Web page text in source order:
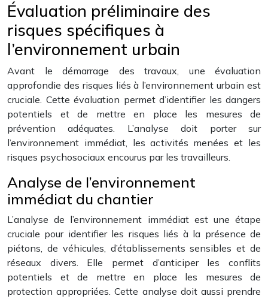
Évaluation préliminaire des
risques spécifiques à
l’environnement urbain
Avant le démarrage des travaux, une évaluation
approfondie des risques liés à l’environnement urbain est
cruciale. Cette évaluation permet d’identifier les dangers
potentiels et de mettre en place les mesures de
prévention adéquates. L’analyse doit porter sur
l’environnement immédiat, les activités menées et les
risques psychosociaux encourus par les travailleurs.
Analyse de l’environnement
immédiat du chantier
L’analyse de l’environnement immédiat est une étape
cruciale pour identifier les risques liés à la présence de
piétons, de véhicules, d’établissements sensibles et de
réseaux divers. Elle permet d’anticiper les conflits
potentiels et de mettre en place les mesures de
protection appropriées. Cette analyse doit aussi prendre